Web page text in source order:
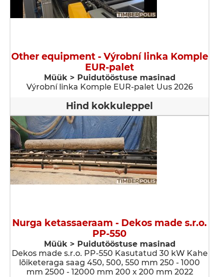
Other equipment - Výrobní linka Komple
EUR-palet
Müük > Puidutööstuse masinad
Výrobní linka Komple EUR-palet Uus 2026
Hind kokkuleppel
Nurga ketassaeraam - Dekos made s.r.o.
PP-550
Müük > Puidutööstuse masinad
Dekos made s.r.o. PP-550 Kasutatud 30 kW Kahe
lõiketeraga saag 450, 500, 550 mm 250 - 1000
mm 2500 - 12000 mm 200 x 200 mm 2022